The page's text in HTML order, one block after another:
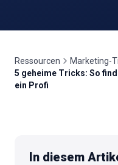
Ressourcen
Marketing-
5 geheime Tricks: So
ein Profi
In diesem